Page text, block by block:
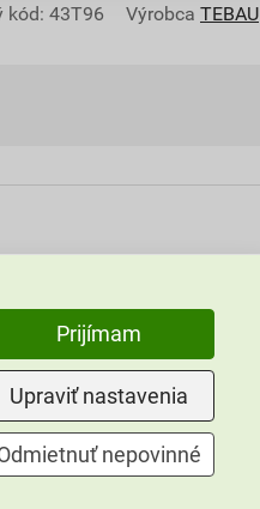
kód: 43T96 Výrobca TEBAU
Tebau
Prijímam
Upraviť nastavenia
nepovinné